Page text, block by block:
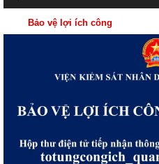
Bảo vệ lợi ích công